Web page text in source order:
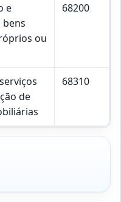
e
bens
ou
68200
de
68310